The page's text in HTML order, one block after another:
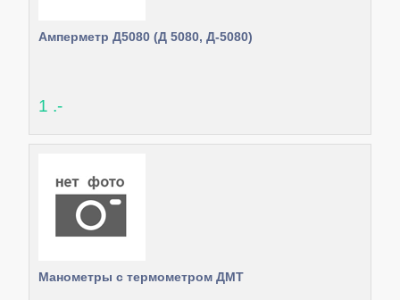
Амперметр Д5080 (Д 5080, Д-5080)
1 .-
Манометры с термометром ДМТ